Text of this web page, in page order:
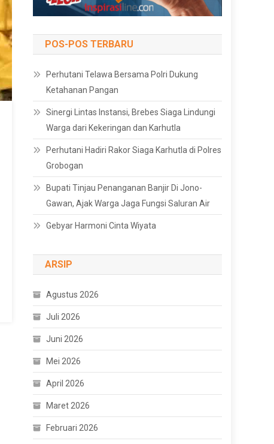
POS-POS TERBARU
Perhutani Telawa Bersama Polri Dukung
Ketahanan Pangan
Sinergi Lintas Instansi, Brebes Siaga Lindungi
Warga dari Kekeringan dan Karhutla
Perhutani Hadiri Rakor Siaga Karhutla di Polres
Grobogan
Bupati Tinjau Penanganan Banjir Di Jono-
Gawan, Ajak Warga Jaga Fungsi Saluran Air
Gebyar Harmoni Cinta Wiyata
ARSIP
Agustus 2026
Juli 2026
Juni 2026
Mei 2026
April 2026
Maret 2026
Februari 2026